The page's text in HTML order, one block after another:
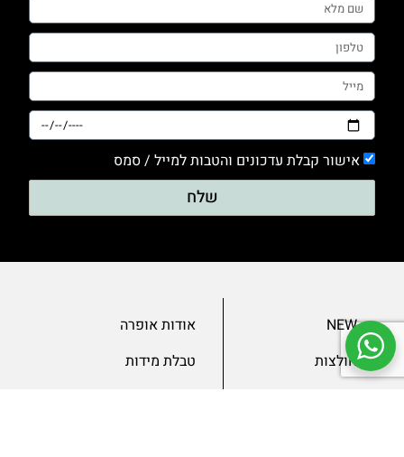
אישור קבלת עדכונים והטבות למייל / סמס
שלח
NEW
חולצות
אודות אופרה
טבלת מידות